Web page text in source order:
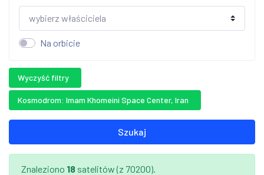
Na orbicie
Wyczyść filtry
Kosmodrom: Imam Khomeini Space Center, Iran
Szukaj
Znaleziono 18 satelitów (z 70200).